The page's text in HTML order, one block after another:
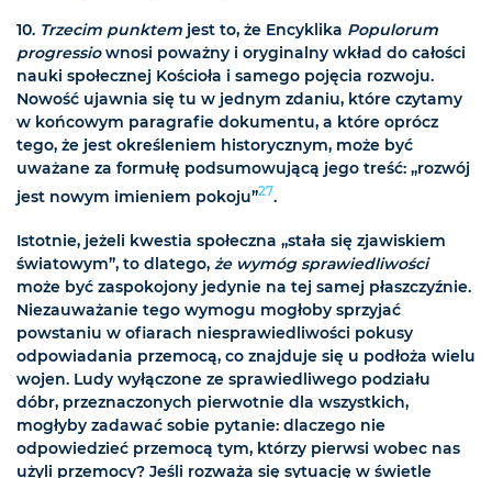
10. Trzecim punktem jest to, że Encyklika Populorum
progressiownosi poważny i oryginalny wkład do całości
nauki społecznej Kościoła i samego pojęcia rozwoju.
Nowość ujawnia się tu w jednym zdaniu, które czytamy
w końcowym paragrafie dokumentu, a które oprócz
tego, że jest określeniem historycznym, może być
uważane za formułę podsumowującą jego treść: „rozwój
jest nowym imieniem pokoju”27.
Istotnie, jeżeli kwestia społeczna „stała się zjawiskiem
światowym”, to dlatego, że wymóg sprawiedliwości
może być zaspokojony jedynie na tej samej płaszczyźnie.
Niezauważanie tego wymogu mogłoby sprzyjać
powstaniu w ofiarach niesprawiedliwości pokusy
odpowiadania przemocą, co znajduje się u podłoża wielu
wojen. Ludy wyłączone ze sprawiedliwego podziału
dóbr, przeznaczonych pierwotnie dla wszystkich,
mogłyby zadawać sobie pytanie: dlaczego nie
odpowiedzieć przemocą tym, którzy pierwsi wobec nas
użyli przemocy? Jeśli rozważa się sytuację w świetle